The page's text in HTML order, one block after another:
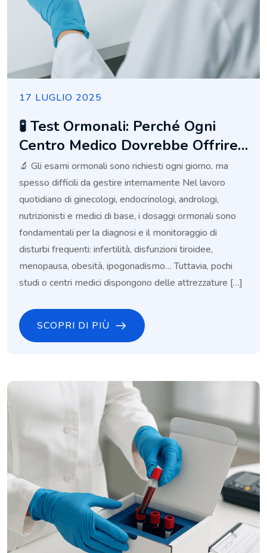
17 LUGLIO 2025
🧪 Test Ormonali: Perché Ogni
Centro Medico Dovrebbe Offrire
Dosaggi Rapidi E Affidabili
🔬 Gli esami ormonali sono richiesti ogni giorno, ma
spesso difficili da gestire internamente Nel lavoro
quotidiano di ginecologi, endocrinologi, andrologi,
nutrizionisti e medici di base, i dosaggi ormonali sono
fondamentali per la diagnosi e il monitoraggio di
disturbi frequenti: infertilità, disfunzioni tiroidee,
menopausa, obesità, ipogonadismo… Tuttavia, pochi
studi o centri medici dispongono delle attrezzature […]
SCOPRI DI PIÙ